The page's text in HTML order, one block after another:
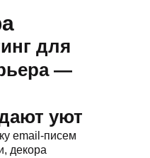
для
—
уют
email-писем
декора